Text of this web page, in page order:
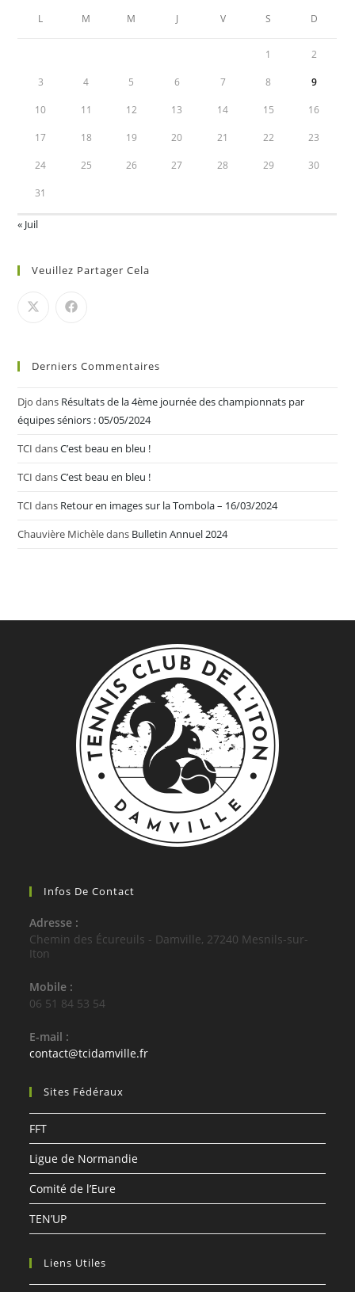
L M M J V S D
1 2
3 4 5 6 7 8 9
10 11 12 13 14 15 16
17 18 19 20 21 22 23
24 25 26 27 28 29 30
31
« Juil
Veuillez Partager Cela
Derniers Commentaires
Djo dans Résultats de la 4ème journée des championnats par
équipes séniors : 05/05/2024
TCI dansC’est beau en bleu !
TCI dansC’est beau en bleu !
TCI dans Retour en images sur la Tombola – 16/03/2024
Chauvière Michèledans Bulletin Annuel 2024
Infos De Contact
Adresse :
Chemin des Écureuils - Damville, 27240 Mesnils-sur-
Iton
Mobile :
06 51 84 53 54
E-mail :
contact@tcidamville.frS’ouvre
Sites Fédéraux
FFT
Ligue de Normandie
Comité de l’Eure
TEN’UP
Liens Utiles